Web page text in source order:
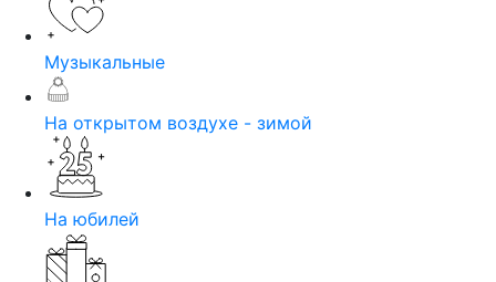
Музыкальные
На открытом воздухе - зимой
На юбилей